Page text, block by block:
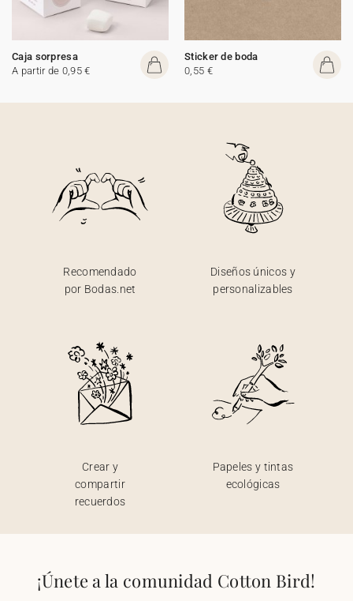
Caja sorpresa
A partir de 0,95 €
Sticker de boda
0,55 €
Recomendado
por Bodas.net
Diseños únicos y
personalizables
Crear y
compartir
recuerdos
Papeles y tintas
ecológicas
¡Únete a la comunidad Cotton Bird!